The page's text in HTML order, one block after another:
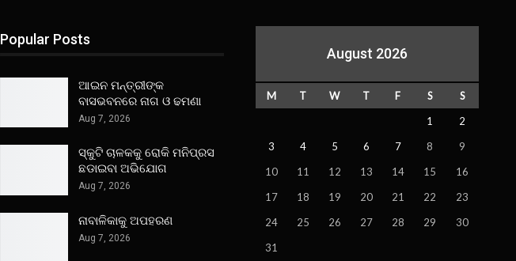
Popular Posts
ଆଇନ ମନ୍ତ୍ରୀଙ୍କ
ବାସଭବନରେ ନାଗ ଓ ଢମଣା
Aug 7, 2026
ସ୍କୁଟି ଚାଳକକୁ ରୋକି ମନିପ୍ରସ
ଛଡାଇବା ଅଭିଯୋଗ
Aug 7, 2026
ନାବାଳିକାକୁ ଅପହରଣ
Aug 7, 2026
August 2026
M T W T F S
S
1
2
3
4 5 6 7 8
9
10
11 12 13 14 15
16
17
18 19 20 21 22
23
24
25 26 27 28 29
30
31